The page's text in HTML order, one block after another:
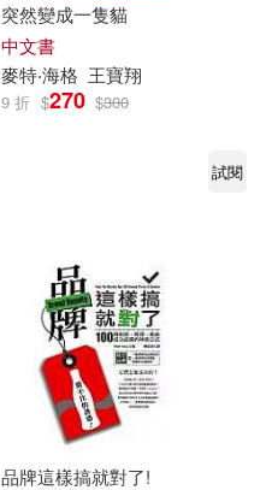
突然變成一隻貓
中文書
麥特‧海格 王寶翔
9 折 $270 $300
試閱
品牌這樣搞就對了!